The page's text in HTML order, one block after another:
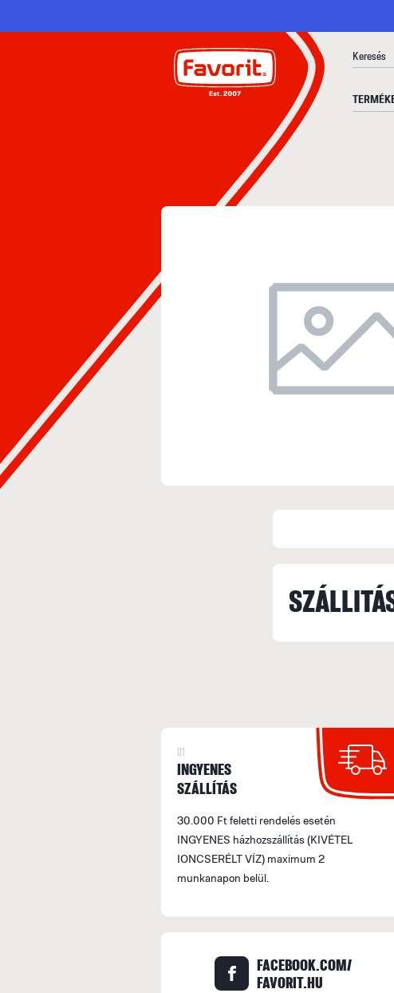
01
INGYENES
SZÁLLÍTÁS
30.000 Ft feletti rendelés esetén
INGYENES házhozszállítás (KIVÉTEL
IONCSERÉLT VÍZ) maximum 2
munkanapon belül.
FACEBOOK.COM/
FAVORIT.HU